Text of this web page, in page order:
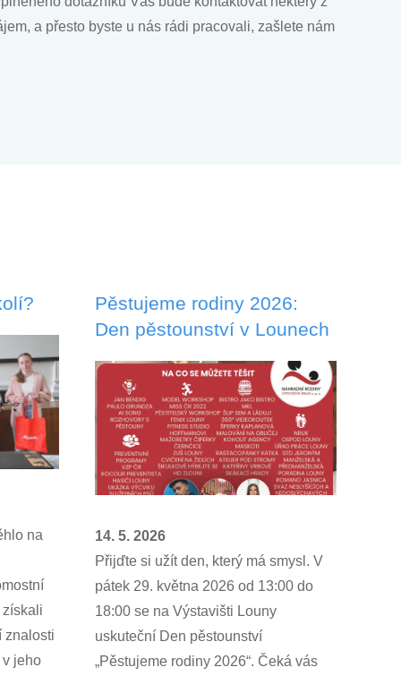
a přesto byste u nás rádi pracovali, zašlete nám
na
získali
znalosti
jeho
Pěstujeme rodiny 2026:
Den pěstounství v Lounech
14. 5. 2026
Přijďte si užít den, který má smysl. V
pátek 29. května 2026 od 13:00 do
18:00 se na Výstavišti Louny
uskuteční Den pěstounství
„Pěstujeme rodiny 2026“. Čeká vás